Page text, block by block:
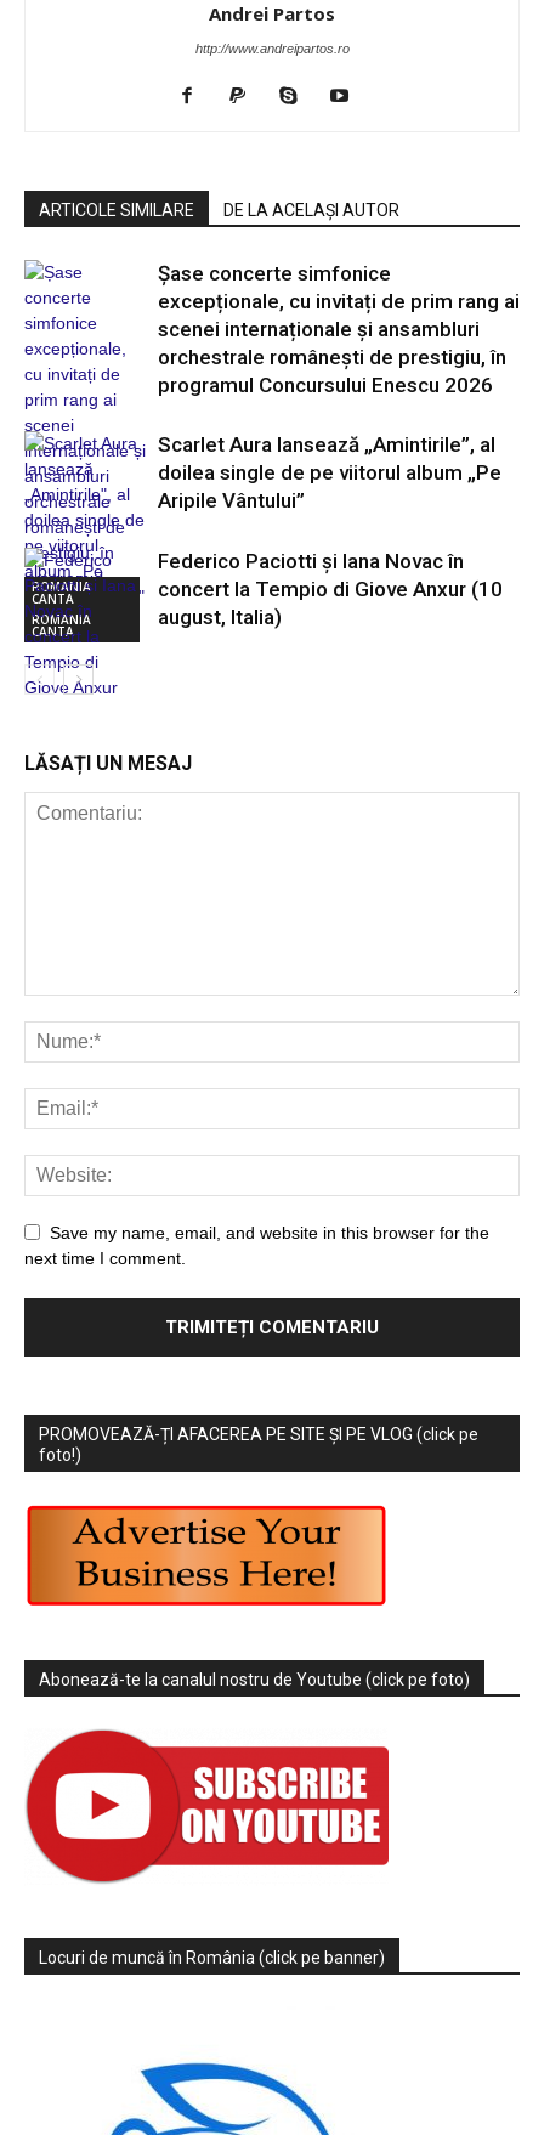
Andrei Partos
http://www.andreipartos.ro
ARTICOLE SIMILARE DE LA ACELAȘI AUTOR
ROMANIA
CANTA
Șase concerte simfonice
excepționale, cu invitați de prim rang ai
scenei internaționale și ansambluri
orchestrale românești de prestigiu, în
programul Concursului Enescu 2026
ROMANIA
CANTA
Scarlet Aura lansează „Amintirile”, al
doilea single de pe viitorul album „Pe
Aripile Vântului”
Federico Paciotti și Iana Novac în
concert la Tempio di Giove Anxur (10
august, Italia)
LĂSAȚI UN MESAJ
Save my name, email, and website in this browser for the
next time I comment.
PROMOVEAZĂ-ȚI AFACEREA PE SITE ȘI PE VLOG (click pe
foto!)
Abonează-te la canalul nostru de Youtube (click pe foto)
Locuri de muncă în România (click pe banner)